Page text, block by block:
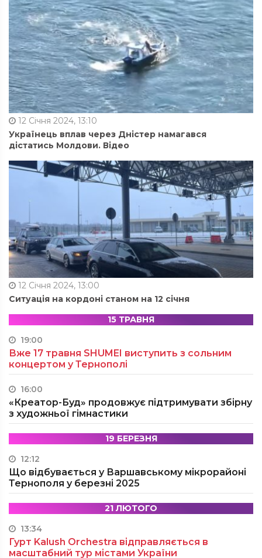
12 Січня 2024, 13:10
Українець вплав через Дністер намагався
дістатись Молдови. Відео
12 Січня 2024, 13:00
Ситуація на кордоні станом на 12 січня
15 ТРАВНЯ
19:00
Вже 17 травня SHUMEI виступить з сольним
концертом у Тернополі
16:00
«Креатор-Буд» продовжує підтримувати збірну
з художньої гімнастики
19 БЕРЕЗНЯ
12:12
Що відбувається у Варшавському мікрорайоні
Тернополя у березні 2025
21 ЛЮТОГО
13:34
Гурт Kalush Orchestra відправляється в
масштабний тур містами України